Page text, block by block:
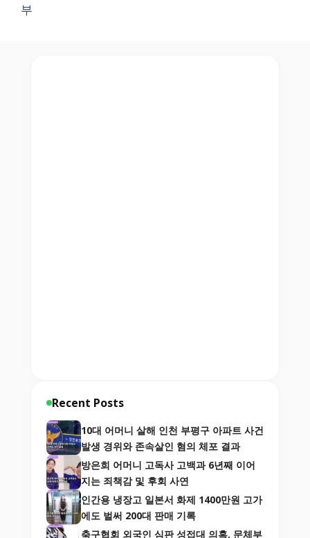
부
Recent Posts
10대 어머니 살해 인천 부평구 아파트 사건
발생 경위와 존속살인 혐의 체포 결과
방은희 어머니 고독사 고백과 6년째 이어
지는 죄책감 및 후회 사연
인간용 냉장고 일본서 화제 1400만원 고가
에도 벌써 200대 판매 기록
축구협회 외국인 심판 성접대 의혹, 문체부